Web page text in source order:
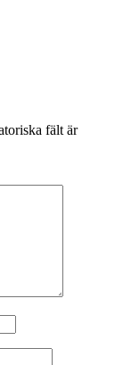
fält är